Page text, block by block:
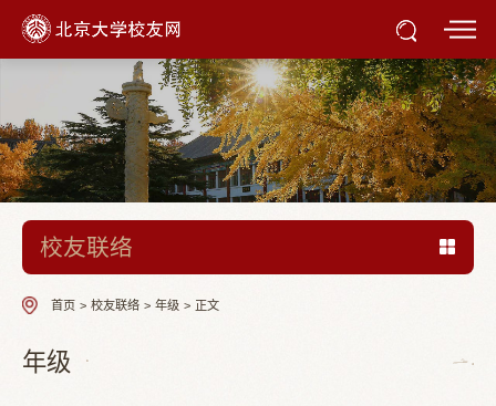
校友联络
首页 > 校友联络 > 年级 > 正文
年级